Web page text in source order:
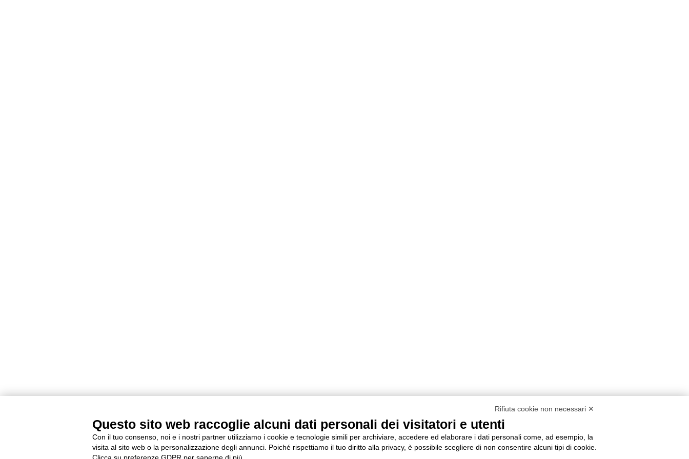
Rifiuta cookie non necessari ✕
Questo sito web raccoglie alcuni dati personali dei visitatori e utenti
Con il tuo consenso, noi e i nostri partner utilizziamo i cookie e tecnologie simili per archiviare, accedere ed elaborare i dati personali come, ad esempio, la
visita al sito web o la personalizzazione degli annunci. Poiché rispettiamo il tuo diritto alla privacy, è possibile scegliere di non consentire alcuni tipi di cookie.